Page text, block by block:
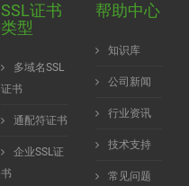
SSL证书
类型
多域名SSL
证书
通配符证书
企业SSL证
书
帮助中心
知识库
公司新闻
行业资讯
技术支持
常见问题